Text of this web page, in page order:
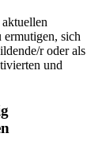
ermutigen, sich
r oder als
und